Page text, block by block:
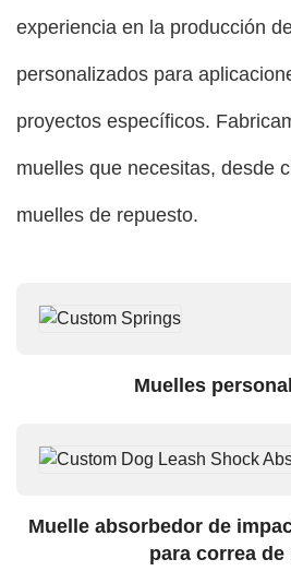
experiencia en la producción
personalizados para
proyectos específicos.
muelles que necesitas, desde
muelles de repuesto.
Muelles
Muelle absorbedor de
para correa de